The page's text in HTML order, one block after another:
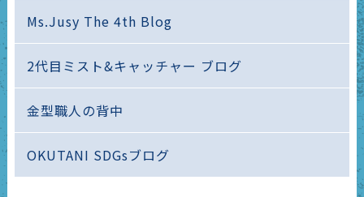
Ms.Jusy The 4th Blog
2代目ミスト&キャッチャー ブログ
金型職人の背中
OKUTANI SDGsブログ